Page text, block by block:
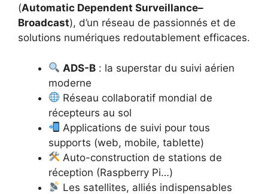
(Automatic Dependent Surveillance–
Broadcast), d’un réseau de passionnés et de
solutions numériques redoutablement efficaces.
ADS-B : la superstar du suivi aérien
moderne
Réseau collaboratif mondial de
récepteurs au sol
Applications de suivi pour tous
supports (web, mobile, tablette)
Auto-construction de stations de
réception (Raspberry Pi…)
Les satellites, alliés indispensables